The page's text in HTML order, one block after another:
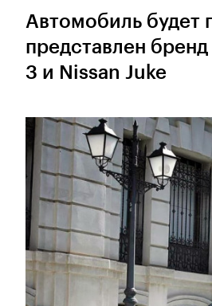
Автомобиль будет
представлен
3 и Nissan Juke